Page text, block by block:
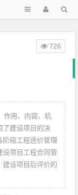
作用、内容、机
了建设项目的决
阶段工程造价管理
设项目工程合同管
建设项目后评价的
726